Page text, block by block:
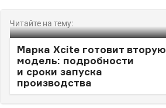
Читайте на тему:
Марка Xcite готовит вторую
модель: подробности
и сроки запуска
производства